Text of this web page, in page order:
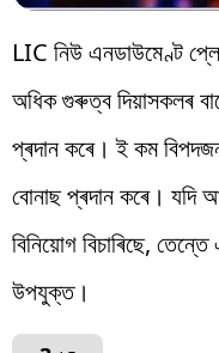
LIC নিউ এনডাউমেণ্ট
অধিক গুৰুত্ব দিয়াসকলৰ
প্ৰদান কৰে। ই কম বিপদজনক
বোনাছ প্ৰদান কৰে। যদি
বিনিয়োগ বিচাৰিছে,
উপযুক্ত।